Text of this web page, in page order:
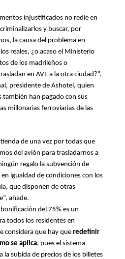
injustificados no redie en
y buscar, por
la causa del problema en
reales, ¿o acaso el Ministerio
de los madrileños o
en AVE a la otra ciudad?”,
presidente de Ashotel, quien
también han pagado con sus
millonarias ferroviarias de las
de una vez por todas que
del avión para trasladarnos a
regalo la subvención de
igualdad de condiciones con los
que disponen de otras
añade.
del 75% es un
todos los residentes en
considera que hay que redefinir
se aplica, pues el sistema
la subida de precios de los billetes